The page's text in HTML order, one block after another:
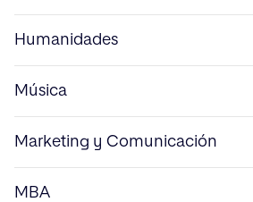
Humanidades
Música
Marketing y Comunicación
MBA